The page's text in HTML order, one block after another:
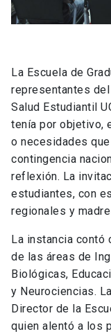
La Escuela de
representantes del
Salud Estudiantil
tenía por objetivo,
o necesidades
contingencia
reflexión. La
estudiantes, con
regionales y
La instancia
de las áreas de
Biológicas,
y Neurociencias.
Director de la
quien alentó a los